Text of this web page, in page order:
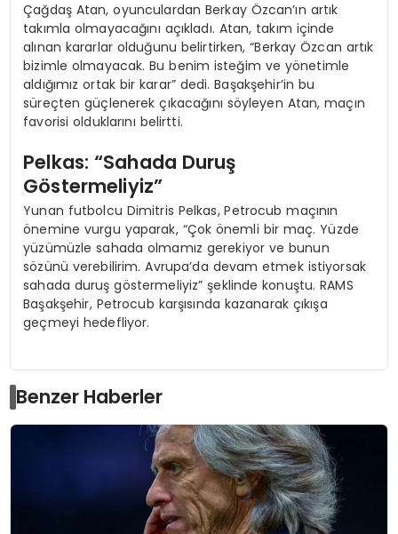
Çağdaş Atan, oyunculardan Berkay Özcan’ın artık
takımla olmayacağını açıkladı. Atan, takım içinde
alınan kararlar olduğunu belirtirken, “Berkay Özcan artık
bizimle olmayacak. Bu benim isteğim ve yönetimle
aldığımız ortak bir karar” dedi. Başakşehir’in bu
süreçten güçlenerek çıkacağını söyleyen Atan, maçın
favorisi olduklarını belirtti.
Pelkas: “Sahada Duruş
Göstermeliyiz”
Yunan futbolcu Dimitris Pelkas, Petrocub maçının
önemine vurgu yaparak, “Çok önemli bir maç. Yüzde
yüzümüzle sahada olmamız gerekiyor ve bunun
sözünü verebilirim. Avrupa’da devam etmek istiyorsak
sahada duruş göstermeliyiz” şeklinde konuştu. RAMS
Başakşehir, Petrocub karşısında kazanarak çıkışa
geçmeyi hedefliyor.
Benzer Haberler